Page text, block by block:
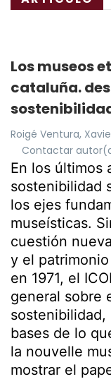
Los museos
cataluña.
Roigé Ventura,
Contactar
En los últimos
sostenibilidad
los ejes
museísticas.
cuestión
y el
en 1971, el
general sobre
sostenibilidad,
bases de lo
la nouvelle
mostrar el